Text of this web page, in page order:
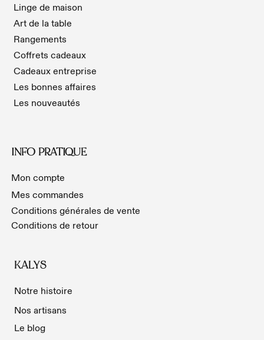
Linge de maison
Art de la table
Rangements
Coffrets cadeaux
Cadeaux entreprise
Les bonnes affaires
Les nouveautés
INFO PRATIQUE
Mon compte
Mes commandes
Conditions générales de vente
Conditions de retour
KALYS
Notre histoire
Nos artisans
Le blog